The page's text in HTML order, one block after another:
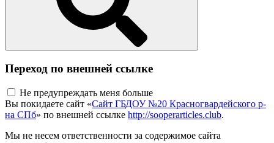
Переход по внешней ссылке
Не предупреждать меня больше
Вы покидаете сайт «Сайт ГБДОУ №20 Красногвардейского р-
на СПб» по внешней ссылке http://sooperarticles.club.
Мы не несем ответственности за содержимое сайта